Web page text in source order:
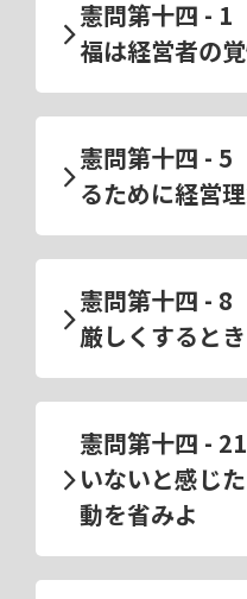
憲問第十四 -
福は経営者の
憲問第十四 -
るために経営
憲問第十四 -
厳しくすると
憲問第十四 -
いないと感じ
動を省みよ